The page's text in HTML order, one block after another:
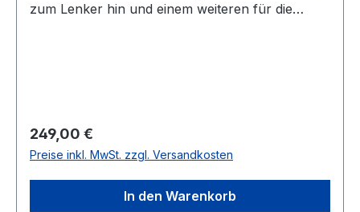
zum Lenker hin und einem weiteren für die
Dach noch einmal überarbeitet – der Stoff ist
jetzt um einiges fester und besser gegen
Ausbleichen durch Sonneneinstrahlung
geschützt. Die Stangen für die Befestigung des
Daches an der Box sind hier nicht inkludiert –
Regulärer Preis:
249,00 €
Preise inkl. MwSt. zzgl. Versandkosten
In den Warenkorb